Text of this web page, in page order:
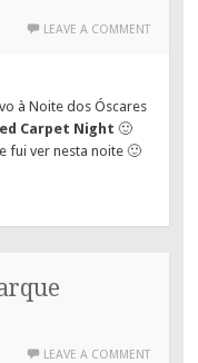
LEAVE A COMMENT
à Noite dos Óscares
Carpet Night 🙂
fui ver nesta noite 🙂
LEAVE A COMMENT